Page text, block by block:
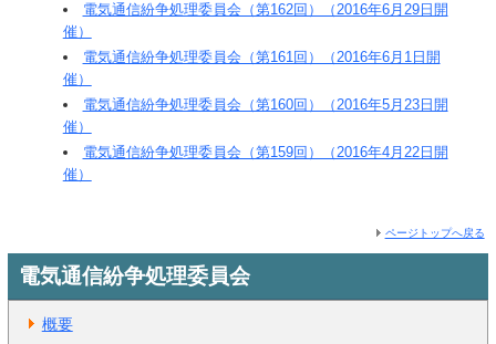
電気通信紛争処理委員会（第162回）（2016年6月29日開
催）
電気通信紛争処理委員会（第161回）（2016年6月1日開
催）
電気通信紛争処理委員会（第160回）（2016年5月23日開
催）
電気通信紛争処理委員会（第159回）（2016年4月22日開
催）
ページトップへ戻る
電気通信紛争処理委員会
概要